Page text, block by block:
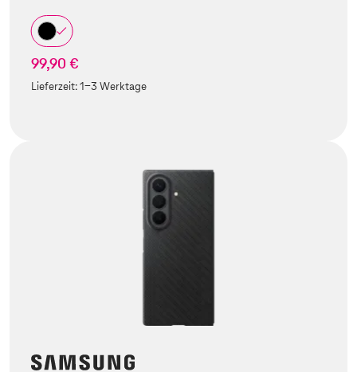
99,90 €
Lieferzeit:1-3 Werktage